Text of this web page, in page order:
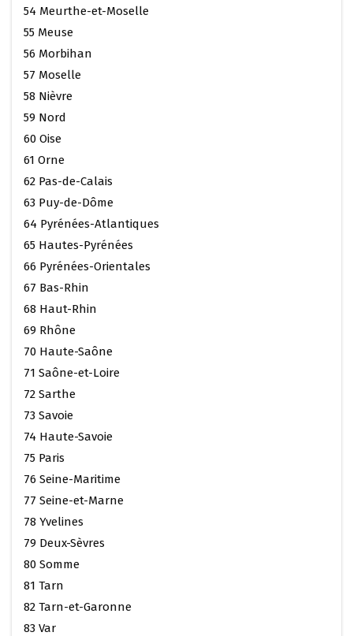
54 Meurthe-et-Moselle
55 Meuse
56 Morbihan
57 Moselle
58 Nièvre
59 Nord
60 Oise
61 Orne
62 Pas-de-Calais
63 Puy-de-Dôme
64 Pyrénées-Atlantiques
65 Hautes-Pyrénées
66 Pyrénées-Orientales
67 Bas-Rhin
68 Haut-Rhin
69 Rhône
70 Haute-Saône
71 Saône-et-Loire
72 Sarthe
73 Savoie
74 Haute-Savoie
75 Paris
76 Seine-Maritime
77 Seine-et-Marne
78 Yvelines
79 Deux-Sèvres
80 Somme
81 Tarn
82 Tarn-et-Garonne
83 Var